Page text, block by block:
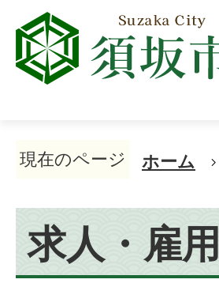
現在のページ ホーム
求人・雇用